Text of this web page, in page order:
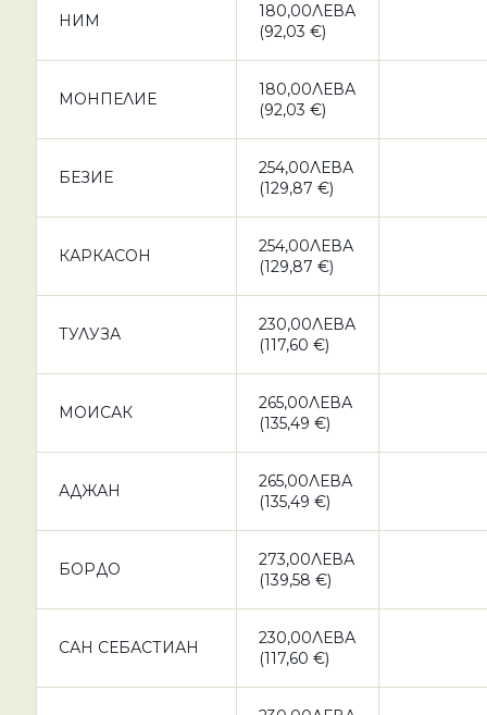
НИМ
180,00ЛЕВА
(92,03 €)
МОНПЕЛИЕ
180,00ЛЕВА
(92,03 €)
БЕЗИЕ
254,00ЛЕВА
(129,87 €)
КАРКАСОН
254,00ЛЕВА
(129,87 €)
ТУЛУЗА
230,00ЛЕВА
(117,60 €)
МОИСАК
265,00ЛЕВА
(135,49 €)
АДЖАН
265,00ЛЕВА
(135,49 €)
БОРДО
273,00ЛЕВА
(139,58 €)
САН СЕБАСТИАН
230,00ЛЕВА
(117,60 €)